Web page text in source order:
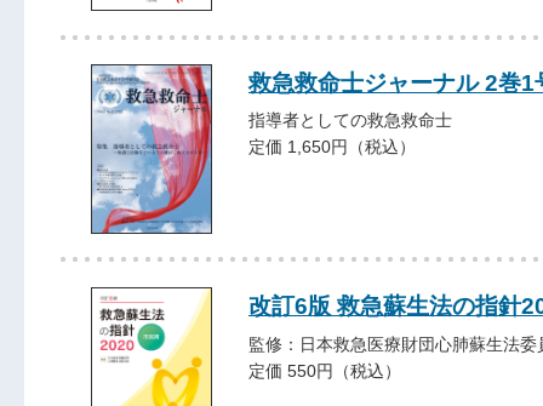
救急救命士ジャーナル 2巻
指導者としての救急救命士
定価 1,650円（税込）
改訂6版 救急蘇生法の指
監修：日本救急医療財団心肺蘇生法委
定価 550円（税込）